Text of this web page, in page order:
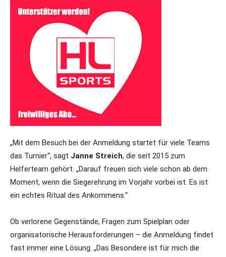
„Mit dem Besuch bei der Anmeldung startet für viele Teams
das Turnier“, sagt Janne Streich, die seit 2015 zum
Helferteam gehört. „Darauf freuen sich viele schon ab dem
Moment, wenn die Siegerehrung im Vorjahr vorbei ist. Es ist
ein echtes Ritual des Ankommens.“
Ob verlorene Gegenstände, Fragen zum Spielplan oder
organisatorische Herausforderungen – die Anmeldung findet
fast immer eine Lösung. „Das Besondere ist für mich die